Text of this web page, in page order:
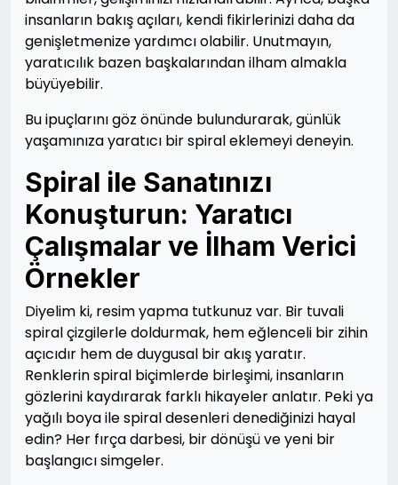
insanların bakış açıları, kendi fikirlerinizi daha da
genişletmenize yardımcı olabilir. Unutmayın,
yaratıcılık bazen başkalarından ilham almakla
büyüyebilir.
Bu ipuçlarını göz önünde bulundurarak, günlük
yaşamınıza yaratıcı bir spiral eklemeyi deneyin.
Spiral ile Sanatınızı
Konuşturun: Yaratıcı
Çalışmalar ve İlham Verici
Örnekler
Diyelim ki, resim yapma tutkunuz var. Bir tuvali
spiral çizgilerle doldurmak, hem eğlenceli bir zihin
açıcıdır hem de duygusal bir akış yaratır.
Renklerin spiral biçimlerde birleşimi, insanların
gözlerini kaydırarak farklı hikayeler anlatır. Peki ya
yağılı boya ile spiral desenleri denediğinizi hayal
edin? Her fırça darbesi, bir dönüşü ve yeni bir
başlangıcı simgeler.